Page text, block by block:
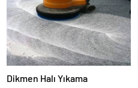
Dikmen Halı Yıkama